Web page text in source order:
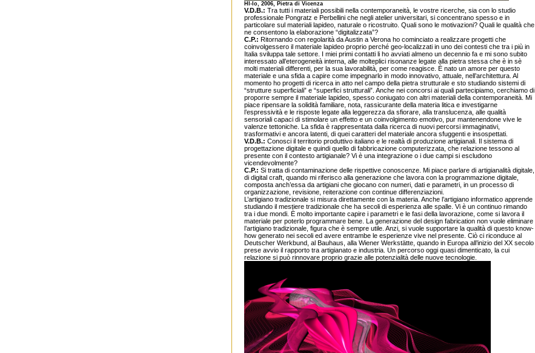
HI-lo, 2006, Pietra di Vicenza
V.D.B.: Tra tutti i materiali possibili nella contemporaneità, le vostre ricerche, sia con lo studio
professionale Pongratz e Perbellini che negli atelier universitari, si concentrano spesso e in
particolare sul materiali lapideo, naturale o ricostruito. Quali sono le motivazioni? Quali le qualità che
ne consentono la elaborazione “digitalizzata”?
C.P.: Ritornando con regolarità da Austin a Verona ho cominciato a realizzare progetti che
coinvolgessero il materiale lapideo proprio perché geo-localizzati in uno dei contesti che tra i più in
Italia sviluppa tale settore. I miei primi contatti li ho avviati almeno un decennio fa e mi sono subito
interessato all’eterogeneità interna, alle molteplici risonanze legate alla pietra stessa che è in sè
molti materiali differenti, per la sua lavorabilità, per come reagisce. È nato un amore per questo
materiale e una sfida a capire come impegnarlo in modo innovativo, attuale, nell’architettura. Al
momento ho progetti di ricerca in atto nel campo della pietra strutturale e sto studiando sistemi di
“strutture superficiali” e “superfici strutturali”. Anche nei concorsi ai quali partecipiamo, cerchiamo di
proporre sempre il materiale lapideo, spesso coniugato con altri materiali della contemporaneità. Mi
piace ripensare la solidità familiare, nota, rassicurante della materia litica e investigarne
l’espressività e le risposte legate alla leggerezza da sfiorare, alla translucenza, alle qualità
sensoriali capaci di stimolare un effetto e un coinvolgimento emotivo, pur mantenendone vive le
valenze tettoniche. La sfida è rappresentata dalla ricerca di nuovi percorsi immaginativi,
trasformativi e ancora latenti, di quei caratteri del materiale ancora sfuggenti e insospettati.
V.D.B.: Conosci il territorio produttivo italiano e le realtà di produzione artigianali. Il sistema di
progettazione digitale e quindi quello di fabbricazione computerizzata, che relazione tessono al
presente con il contesto artigianale? Vi è una integrazione o i due campi si escludono
vicendevolmente?
C.P.: Si tratta di contaminazione delle rispettive conoscenze. Mi piace parlare di artigianalità digitale,
di digital craft, quando mi riferisco alla generazione che lavora con la programmazione digitale,
composta anch’essa da artigiani che giocano con numeri, dati e parametri, in un processo di
organizzazione, revisione, reiterazione con continue differenziazioni.
L’artigiano tradizionale si misura direttamente con la materia. Anche l’artigiano informatico apprende
studiando il mestiere tradizionale che ha secoli di esperienza alle spalle. Vi è un continuo rimando
tra i due mondi. È molto importante capire i parametri e le fasi della lavorazione, come si lavora il
materiale per poterlo programmare bene. La generazione del design fabrication non vuole eliminare
l’artigiano tradizionale, figura che è sempre utile. Anzi, si vuole supportare la qualità di questo know-
how generato nei secoli ed avere entrambe le esperienze vive nel presente. Ciò ci riconduce al
Deutscher Werkbund, al Bauhaus, alla Wiener Werkstätte, quando in Europa all’inizio del XX secolo
prese avvio il rapporto tra artigianato e industria. Un percorso oggi quasi dimenticato, la cui
relazione si può rinnovare proprio grazie alle potenzialità delle nuove tecnologie.